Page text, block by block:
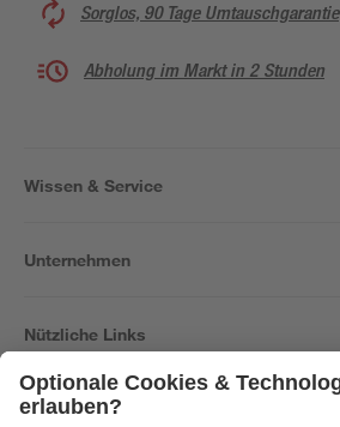
Sorglos, 90 Tage Umtauschgarantie
Abholung im Markt in 2 Stunden
Wissen & Service
Unternehmen
Nützliche Links